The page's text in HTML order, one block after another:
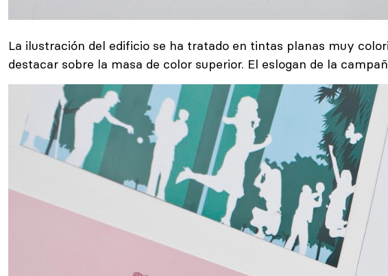
La ilustración del edificio se ha tratado en tintas planas muy
destacar sobre la masa de color superior. El eslogan de la